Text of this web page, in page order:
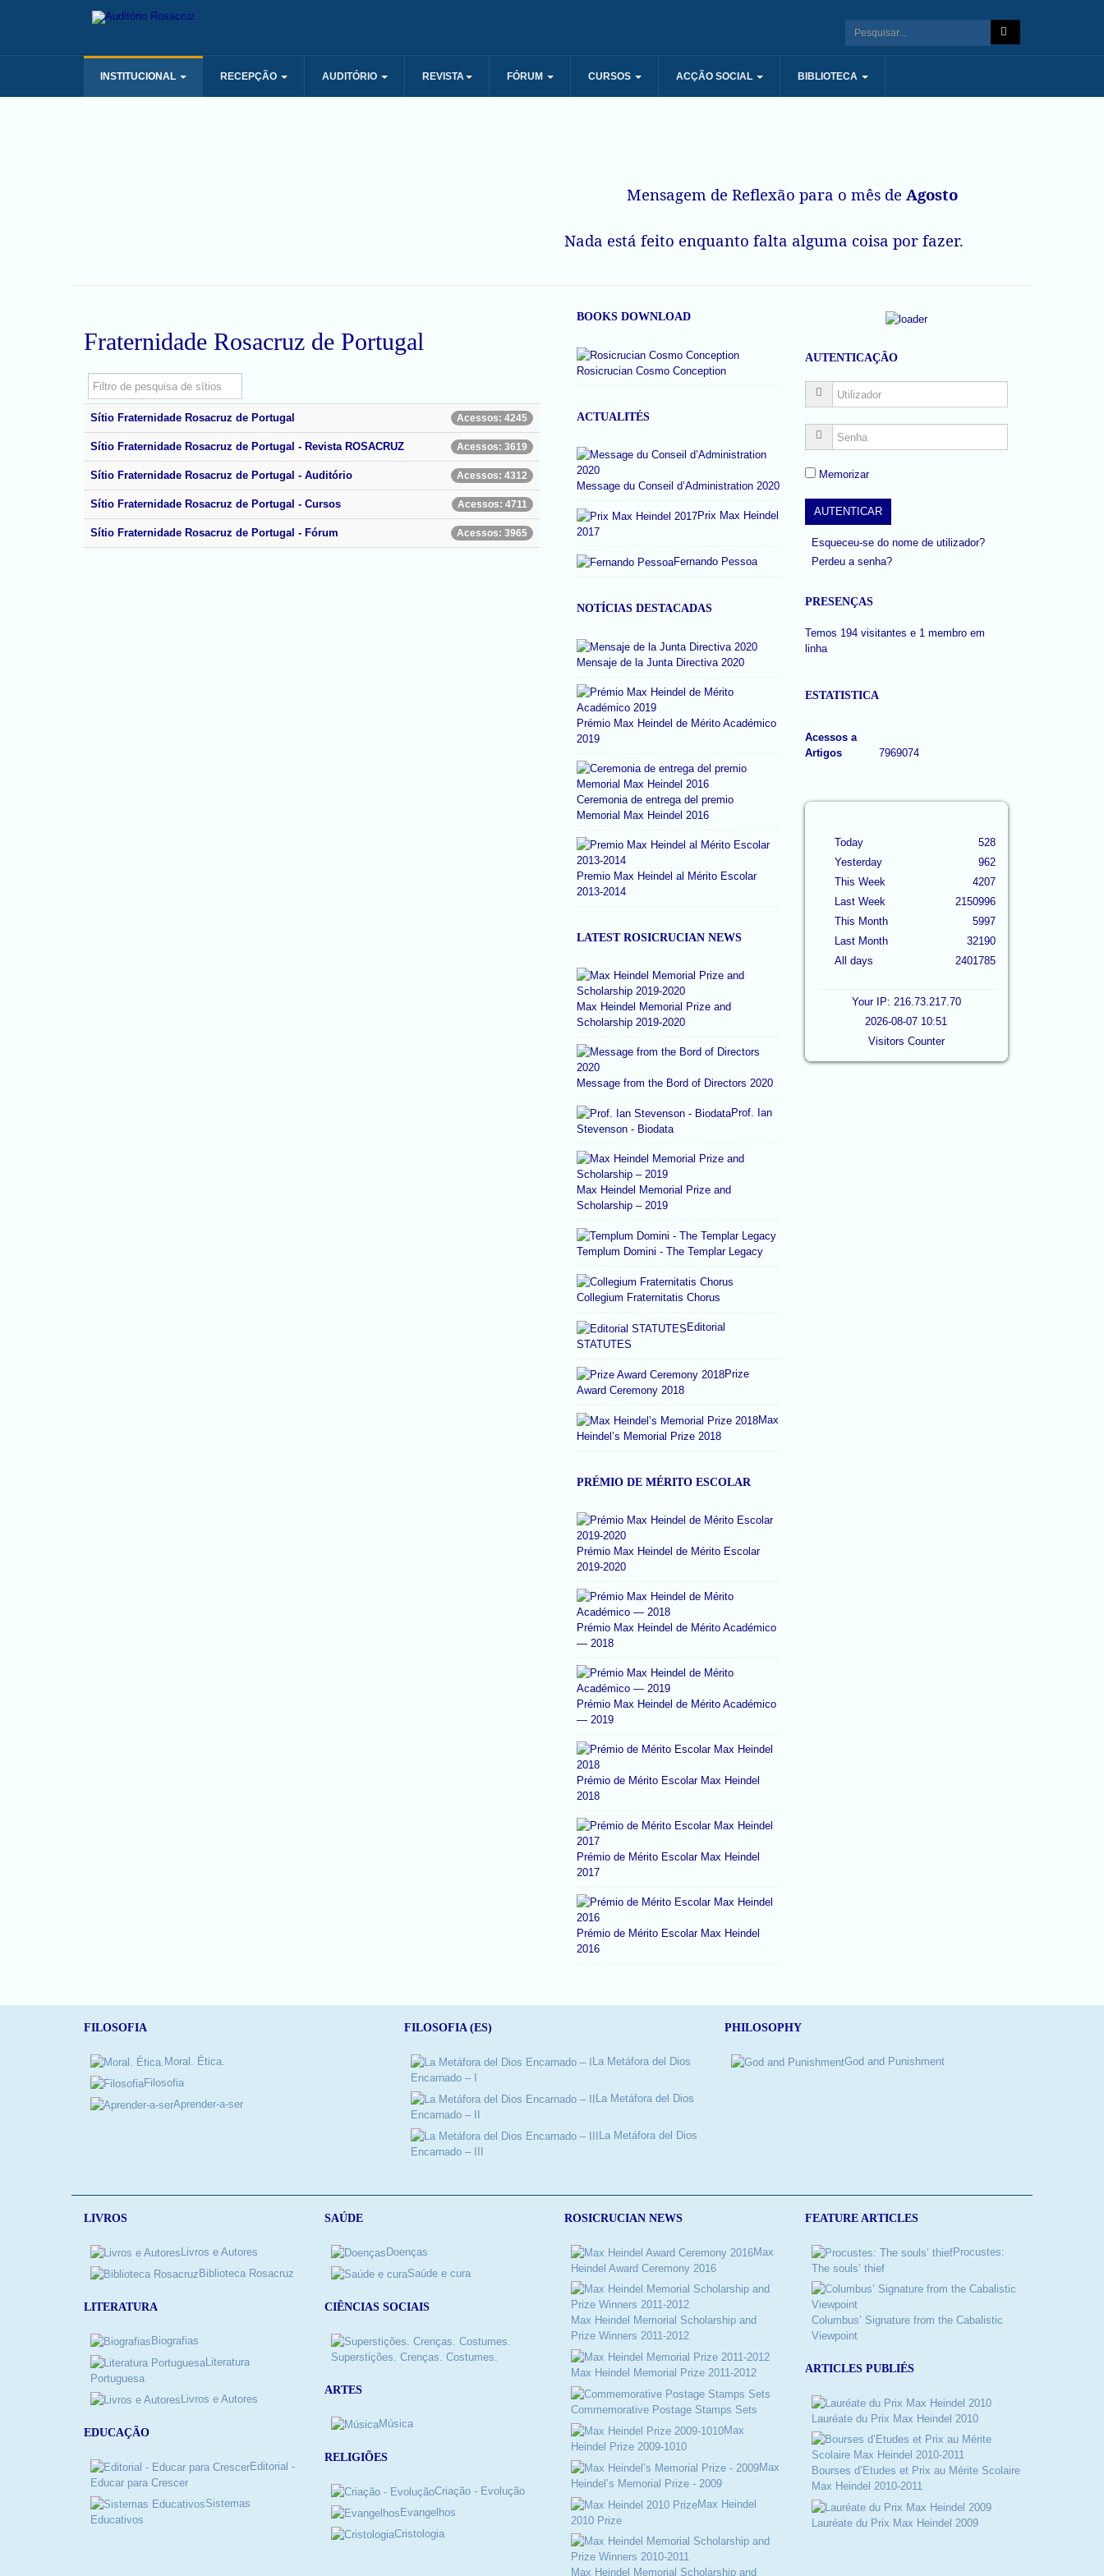
INSTITUCIONAL RECEPÇÃO AUDITÓRIO REVISTA FÓRUM CURSOS ACÇÃO SOCIAL BIBLIOTECA
Mensagem de Reflexão para o mês de Agosto
Nada está feito enquanto falta alguma coisa por fazer.
Fraternidade Rosacruz de Portugal
Não publicado Filtro
Acessos: 4245
Sítio Fraternidade Rosacruz de Portugal
Acessos: 3619
Sítio Fraternidade Rosacruz de Portugal - Revista ROSACRUZ
Acessos: 4312
Sítio Fraternidade Rosacruz de Portugal - Auditório
Acessos: 4711
Sítio Fraternidade Rosacruz de Portugal - Cursos
Acessos: 3965
Sítio Fraternidade Rosacruz de Portugal - Fórum
BOOKS DOWNLOAD
Rosicrucian Cosmo Conception
ACTUALITÉS
Message du Conseil d’Administration 2020
Prix Max Heindel
2017
Fernando Pessoa
NOTÍCIAS DESTACADAS
Mensaje de la Junta Directiva 2020
Prémio Max Heindel de Mérito Académico
2019
Ceremonia de entrega del premio
Memorial Max Heindel 2016
Premio Max Heindel al Mérito Escolar
2013-2014
LATEST ROSICRUCIAN NEWS
Max Heindel Memorial Prize and
Scholarship 2019-2020
Message from the Bord of Directors 2020
Prof. Ian
Stevenson - Biodata
Max Heindel Memorial Prize and
Scholarship – 2019
Templum Domini - The Templar Legacy
Collegium Fraternitatis Chorus
Editorial
STATUTES
Prize
Award Ceremony 2018
Max
Heindel’s Memorial Prize 2018
PRÉMIO DE MÉRITO ESCOLAR
Prémio Max Heindel de Mérito Escolar
2019-2020
Prémio Max Heindel de Mérito Académico
— 2018
Prémio Max Heindel de Mérito Académico
— 2019
Prémio de Mérito Escolar Max Heindel
2018
Prémio de Mérito Escolar Max Heindel
2017
Prémio de Mérito Escolar Max Heindel
2016
AUTENTICAÇÃO
Memorizar
Esqueceu-se do nome de utilizador?
Perdeu a senha?
PRESENÇAS
Temos 194 visitantes e 1 membro em
linha
ESTATISTICA
Acessos a
Artigos
7969074
Today
Yesterday
This Week
Last Week
This Month
Last Month
All days
528
962
4207
2150996
5997
32190
2401785
Your IP: 216.73.217.70
2026-08-07 10:51
Visitors Counter
FILOSOFIA
Moral. Ética.
Filosofia
Aprender-a-ser
FILOSOFIA (ES)
La Metáfora del Dios
Encarnado – I
La Metáfora del Dios
Encarnado – II
La Metáfora del Dios
Encarnado – III
PHILOSOPHY
God and Punishment
LIVROS
Livros e Autores
Biblioteca Rosacruz
LITERATURA
Biografias
Literatura
Portuguesa
Livros e Autores
EDUCAÇÃO
Editorial -
Educar para Crescer
Sistemas
Educativos
SAÚDE
Doenças
Saúde e cura
CIÊNCIAS SOCIAIS
Superstições. Crenças. Costumes.
ARTES
Música
RELIGIÕES
Criação - Evolução
Evangelhos
Cristologia
ROSICRUCIAN NEWS
Max
Heindel Award Ceremony 2016
Max Heindel Memorial Scholarship and
Prize Winners 2011-2012
Max Heindel Memorial Prize 2011-2012
Commemorative Postage Stamps Sets
Max
Heindel Prize 2009-1010
Max
Heindel’s Memorial Prize - 2009
Max Heindel
2010 Prize
Max Heindel Memorial Scholarship and
FEATURE ARTICLES
Procustes:
The souls’ thief
Columbus’ Signature from the Cabalistic
Viewpoint
ARTICLES PUBLIÉS
Lauréate du Prix Max Heindel 2010
Bourses d’Etudes et Prix au Mérite Scolaire
Max Heindel 2010-2011
Lauréate du Prix Max Heindel 2009